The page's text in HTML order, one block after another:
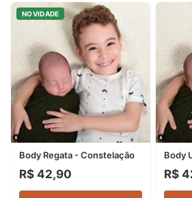
NOVIDADE
Body Regata - Constelação
R$ 42,90
Body
R$